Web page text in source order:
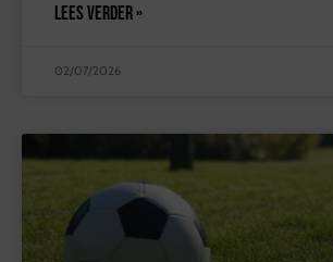
LEES VERDER »
02/07/2026